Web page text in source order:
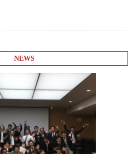
NEWS